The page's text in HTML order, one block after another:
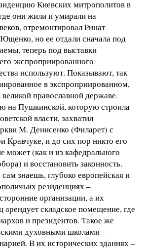
Киевских митрополитов в
они жили и умирали на
отремонтировал Ринат
но ее отдали сначала под
теперь под выставки
экспроприированного
используют. Показывают, так
в экспроприированном,
великой православной державе.
на Пушкинской, которую строила
власти, захватил
М. Денисенко (Филарет) с
Кравчуке, и до сих пор никто его
может (как и из кафедрального
и восстановить законность.
знаешь, глубоко европейская и
резиденциях –
организации, а их
арендует складское помещение, где
и президентов. Такое же
духовными школами –
В их исторических зданиях –